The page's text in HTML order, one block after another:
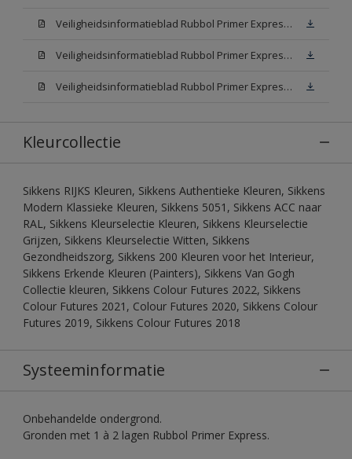
Veiligheidsinformatieblad Rubbol Primer Express White (MSDS)
Veiligheidsinformatieblad Rubbol Primer Express W05 (MSDS)
Veiligheidsinformatieblad Rubbol Primer Express N00 (MSDS)
Kleurcollectie
Sikkens RIJKS Kleuren, Sikkens Authentieke Kleuren, Sikkens
Modern Klassieke Kleuren, Sikkens 5051, Sikkens ACC naar
RAL, Sikkens Kleurselectie Kleuren, Sikkens Kleurselectie
Grijzen, Sikkens Kleurselectie Witten, Sikkens
Gezondheidszorg, Sikkens 200 Kleuren voor het Interieur,
Sikkens Erkende Kleuren (Painters), Sikkens Van Gogh
Collectie kleuren, Sikkens Colour Futures 2022, Sikkens
Colour Futures 2021, Colour Futures 2020, Sikkens Colour
Futures 2019, Sikkens Colour Futures 2018
Systeeminformatie
Onbehandelde ondergrond.
Gronden met 1 à 2 lagen Rubbol Primer Express.